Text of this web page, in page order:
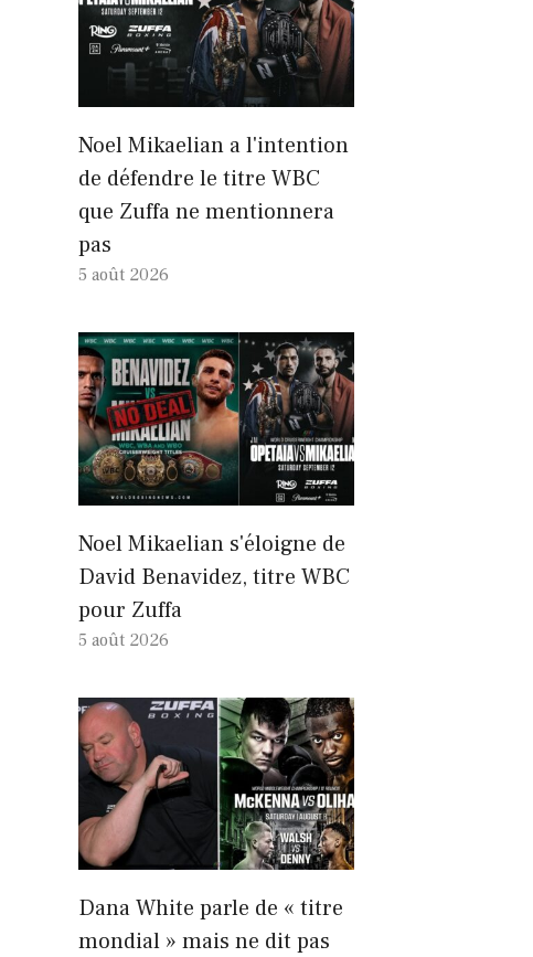
Noel Mikaelian a l'intention
de défendre le titre WBC
que Zuffa ne mentionnera
pas
5 août 2026
Noel Mikaelian s'éloigne de
David Benavidez, titre WBC
pour Zuffa
5 août 2026
Dana White parle de « titre
mondial » mais ne dit pas